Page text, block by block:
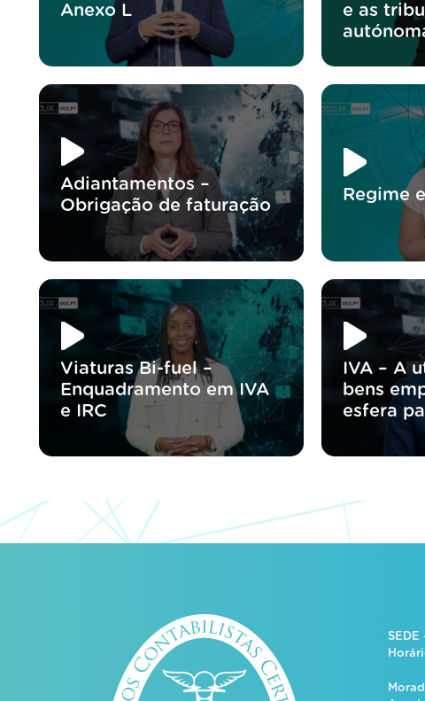
Anexo L
e as
Adiantamentos –
Obrigação de faturação
Regime
Viaturas Bi-fuel –
Enquadramento em IVA
e IRC
IVA – A
bens
esfera
SEDE